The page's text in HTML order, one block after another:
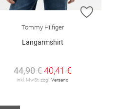
HINZUFÜGEN ZUR
Tommy Hilfiger
Langarmshirt
44,90 €40,41 €
inkl. MwSt. zzgl.Versand